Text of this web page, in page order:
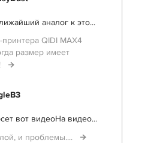
аналог к это...
QIDI MAX4
размер имеет
вот видеоНа видео...
и проблемы....